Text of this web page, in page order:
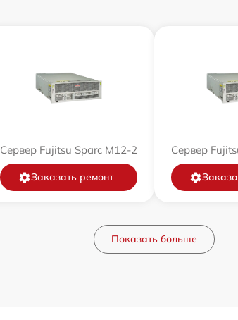
Сервер Fujitsu Sparc M12-2
Заказать ремонт
Сервер
Показать больше